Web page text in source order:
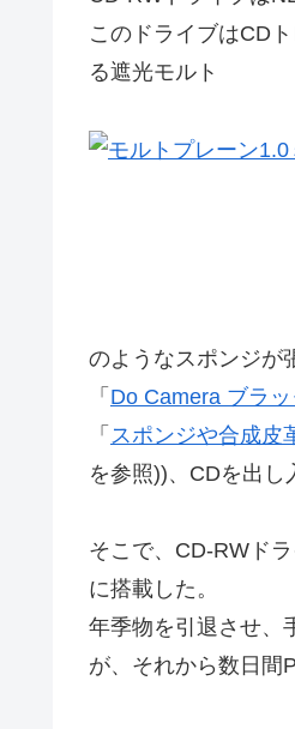
このドライブはCD
る遮光モルト
のようなスポンジが
「 Do Camera ブラ
「 スポンジや合成
を参照))、CDを出し
そこで、CD-RWド
に搭載した。
年季物を引退させ、
が、それから数日間